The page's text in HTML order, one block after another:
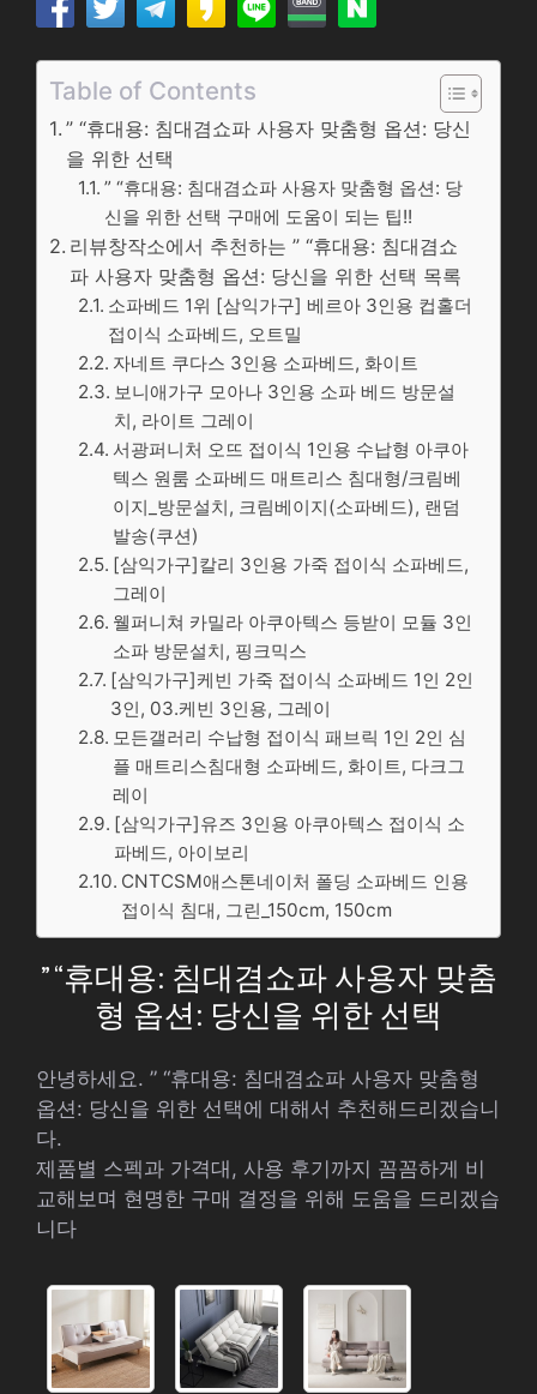
Table of Contents
” “휴대용: 침대겸쇼파 사용자 맞춤형 옵션: 당신
을 위한 선택
” “휴대용: 침대겸쇼파 사용자 맞춤형 옵션: 당
신을 위한 선택 구매에 도움이 되는 팁!!
리뷰창작소에서 추천하는 ” “휴대용: 침대겸쇼
파 사용자 맞춤형 옵션: 당신을 위한 선택 목록
소파베드 1위 [삼익가구] 베르아 3인용 컵홀더
접이식 소파베드, 오트밀
자네트 쿠다스 3인용 소파베드, 화이트
보니애가구 모아나 3인용 소파 베드 방문설
치, 라이트 그레이
서광퍼니처 오뜨 접이식 1인용 수납형 아쿠아
텍스 원룸 소파베드 매트리스 침대형/크림베
이지_방문설치, 크림베이지(소파베드), 랜덤
발송(쿠션)
[삼익가구]칼리 3인용 가죽 접이식 소파베드,
그레이
웰퍼니쳐 카밀라 아쿠아텍스 등받이 모듈 3인
소파 방문설치, 핑크믹스
[삼익가구]케빈 가죽 접이식 소파베드 1인 2인
3인, 03.케빈 3인용, 그레이
모든갤러리 수납형 접이식 패브릭 1인 2인 심
플 매트리스침대형 소파베드, 화이트, 다크그
레이
[삼익가구]유즈 3인용 아쿠아텍스 접이식 소
파베드, 아이보리
CNTCSM애스톤네이처 폴딩 소파베드 인용
접이식 침대, 그린_150cm, 150cm
” “휴대용: 침대겸쇼파 사용자 맞춤
형 옵션: 당신을 위한 선택
안녕하세요. ” “휴대용: 침대겸쇼파 사용자 맞춤형
옵션: 당신을 위한 선택에 대해서 추천해드리겠습니
다.
제품별 스펙과 가격대, 사용 후기까지 꼼꼼하게 비
교해보며 현명한 구매 결정을 위해 도움을 드리겠습
니다